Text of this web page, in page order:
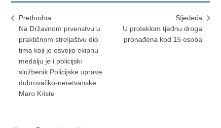
Prethodna
Na Državnom prvenstvu u
praktičnom streljaštvu dio
tima koji je osvojio ekipnu
medalju je i policijski
službenik Policijske uprave
dubrovačko-neretvanske
Maro Kriste
Sljedeća
U proteklom tjednu droga
pronađena kod 15 osoba